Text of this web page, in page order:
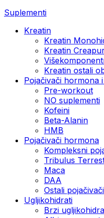
Suplementi
Kreatin
Kreatin
Kreatin
Kreatin ostali
Pojačivači hormona
Pre-workout
NO suplementi
Kofeini
Beta-Alanin
HMB
Pojačivači hormona
Kompleksni
Tribulus
Maca
DAA
Ostali
Ugljikohidrati
Brzi